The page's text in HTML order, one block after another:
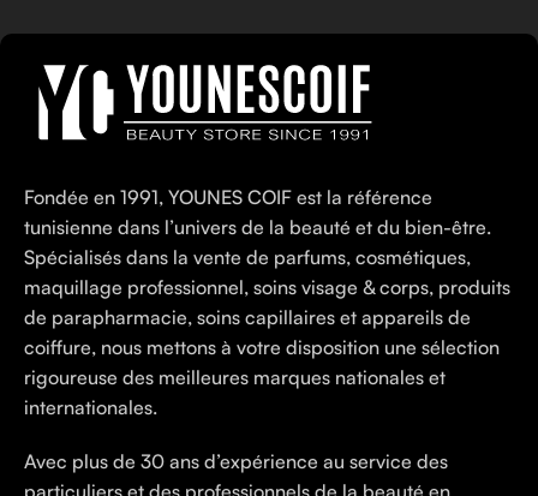
Fondée en 1991, YOUNES COIF est la référence
tunisienne dans l’univers de la beauté et du bien-être.
Spécialisés dans la vente de parfums, cosmétiques,
maquillage professionnel, soins visage & corps, produits
de parapharmacie, soins capillaires et appareils de
coiffure, nous mettons à votre disposition une sélection
rigoureuse des meilleures marques nationales et
internationales.
Avec plus de 30 ans d’expérience au service des